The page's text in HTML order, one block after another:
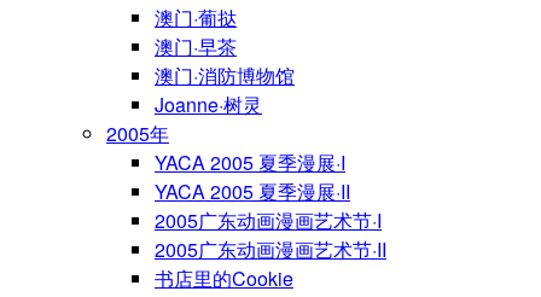
澳门·葡挞
澳门·早茶
澳门·消防博物馆
Joanne·树灵
2005年
YACA 2005 夏季漫展·I
YACA 2005 夏季漫展·II
2005广东动画漫画艺术节·I
2005广东动画漫画艺术节·II
书店里的Cookie